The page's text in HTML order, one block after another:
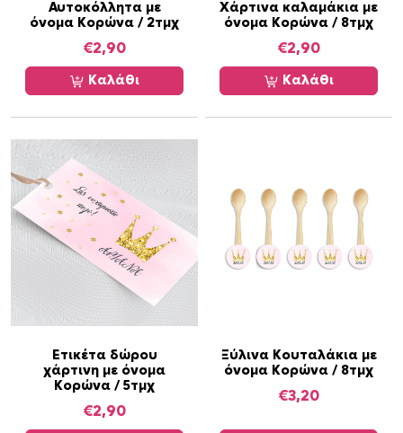
ς
Ο
ι
λ
ο
γ
ς
μ
π
ο
Αυτοκόλλητα με
όνομα Κορώνα / 2τμχ
€2,90
Καλάθι
Χάρτινα καλαμάκια με
όνομα Κορώνα / 8τμχ
€2,90
Καλάθι
Ετικέτα δώρου
χάρτινη με όνομα
Κορώνα / 5τμχ
€2,90
Ξύλινα Κουταλάκια με
όνομα Κορώνα / 8τμχ
€3,20